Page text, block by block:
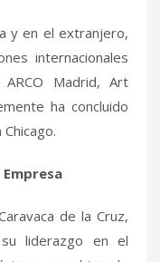
y en el extranjero,
internacionales
Madrid, Art
ha concluido
de la Cruz,
liderazgo en el